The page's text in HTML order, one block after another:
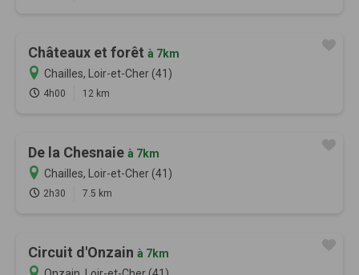
Châteaux et forêt à 7km
Chailles, Loir-et-Cher (41)
4h00 12 km
De la Chesnaie à 7km
Chailles, Loir-et-Cher (41)
2h30 7.5 km
Circuit d'Onzain à 7km